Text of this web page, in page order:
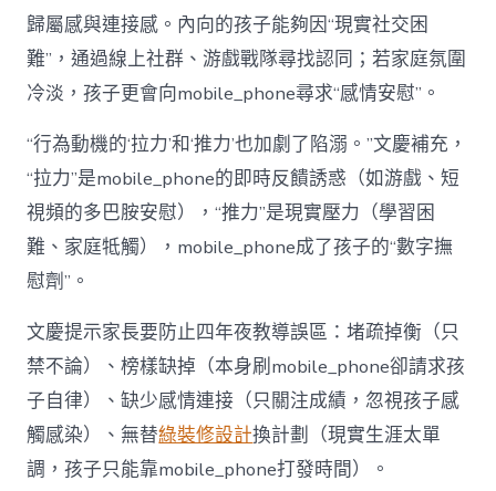
歸屬感與連接感。內向的孩子能夠因“現實社交困
難”，通過線上社群、游戲戰隊尋找認同；若家庭氛圍
冷淡，孩子更會向mobile_phone尋求“感情安慰”。
“行為動機的‘拉力’和‘推力’也加劇了陷溺。”文慶補充，
“拉力”是mobile_phone的即時反饋誘惑（如游戲、短
視頻的多巴胺安慰），“推力”是現實壓力（學習困
難、家庭牴觸），mobile_phone成了孩子的“數字撫
慰劑”。
文慶提示家長要防止四年夜教導誤區：堵疏掉衡（只
禁不論）、榜樣缺掉（本身刷mobile_phone卻請求孩
子自律）、缺少感情連接（只關注成績，忽視孩子感
觸感染）、無替綠裝修設計換計劃（現實生涯太單
調，孩子只能靠mobile_phone打發時間）。